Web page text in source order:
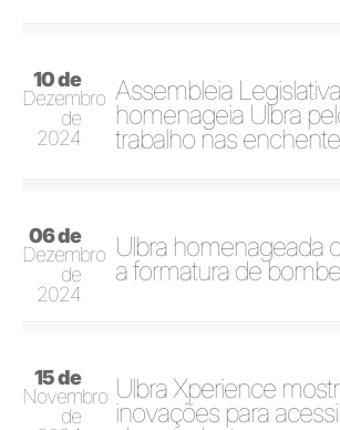
10 de
Dezembro
de
2024
Assembleia Legislativa
homenageia Ulbra
trabalho nas
06 de
Dezembro
de
2024
Ulbra homenageada
a formatura de
15 de
Novembro
de
Ulbra Xperience
inovações para